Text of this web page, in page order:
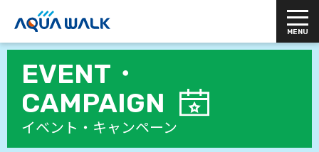
EVENT・
CAMPAIGN
イベント・キャンペーン